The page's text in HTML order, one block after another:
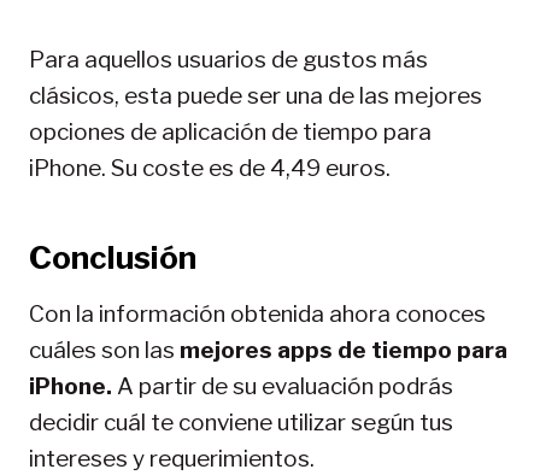
Para aquellos usuarios de gustos más
clásicos, esta puede ser una de las mejores
opciones de aplicación de tiempo para
iPhone. Su coste es de 4,49 euros.
Conclusión
Con la información obtenida ahora conoces
cuáles son las mejores apps de tiempo para
iPhone. A partir de su evaluación podrás
decidir cuál te conviene utilizar según tus
intereses y requerimientos.